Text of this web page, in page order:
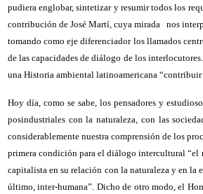
pudiera englobar, sintetizar y resumir todos los
contribución de José Martí, cuya mirada
nos
tomando como eje diferenciador los llamados
de las capacidades de diálogo de los
una Historia ambiental latinoamericana “contribuir
Hoy día, como se sabe, los pensadores y
posindustriales con la naturaleza, con las
considerablemente nuestra comprensión de los
primera condición para el diálogo intercultural “el
capitalista en su relación con la naturaleza y en la
último, inter-humana”. Dicho de otro modo, el